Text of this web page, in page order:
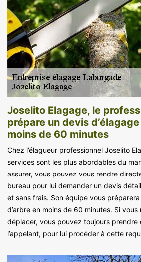
Joselito Elagage, le
prépare un devis d’élagage
moins de 60 minutes
Chez l’élagueur professionnel Joselito
services sont les plus abordables du
assurer, vous pouvez vous rendre
bureau pour lui demander un devis
et sans frais. Son équipe vous
d’arbre en moins de 60 minutes. Si
déplacer, vous pouvez toujours prendre
l’appelant, pour lui procéder à cette